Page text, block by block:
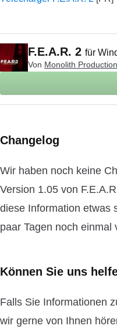
F.E.A.R. 2 für
Von Monolith
Changelog
Wir haben noch keine
Version 1.05 von
diese Information etwas
paar Tagen noch einmal
Können Sie uns
Falls Sie Informationen
wir gerne von Ihnen